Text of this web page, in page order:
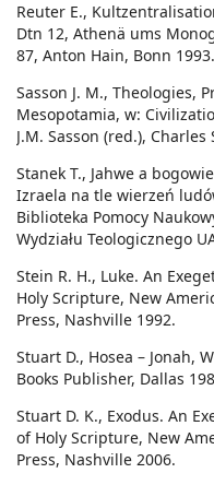
Reuter E.,
Dtn 12, Athenä ums
87, Anton Hain, Bonn 1993.
Sasson J. M., Theologies,
Mesopotamia, w:
J.M. Sasson (red.), Charles
Stanek T., Jahwe a
Izraela na tle wierzeń
Biblioteka Pomocy
Wydziału Teologicznego
Stein R. H., Luke. An
Holy Scripture, New
Press, Nashville 1992.
Stuart D., Hosea – Jonah,
Books Publisher, Dallas
Stuart D. K., Exodus. An
of Holy Scripture, New
Press, Nashville 2006.